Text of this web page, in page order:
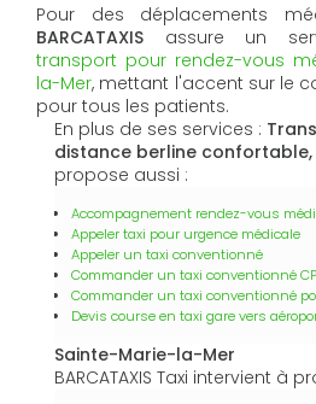
Pour des déplacements
BARCATAXIS assure un
transport pour rendez-vous
la-Mer, mettant l'accent sur le
pour tous les patients.
En plus de ses services :
distance berline confortable,
propose aussi :
Accompagnement rendez-vous
Appeler taxi pour urgence médicale
Appeler un taxi conventionné
Commander un taxi conventionné
Commander un taxi conventionné
Devis course en taxi gare vers
Sainte-Marie-la-Mer
BARCATAXIS Taxi intervient à